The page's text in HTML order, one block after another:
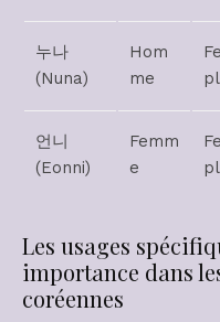
누나
(Nuna)
Hom
me
언니
(Eonni)
Femm
e
Les usages
importance dans
coréennes